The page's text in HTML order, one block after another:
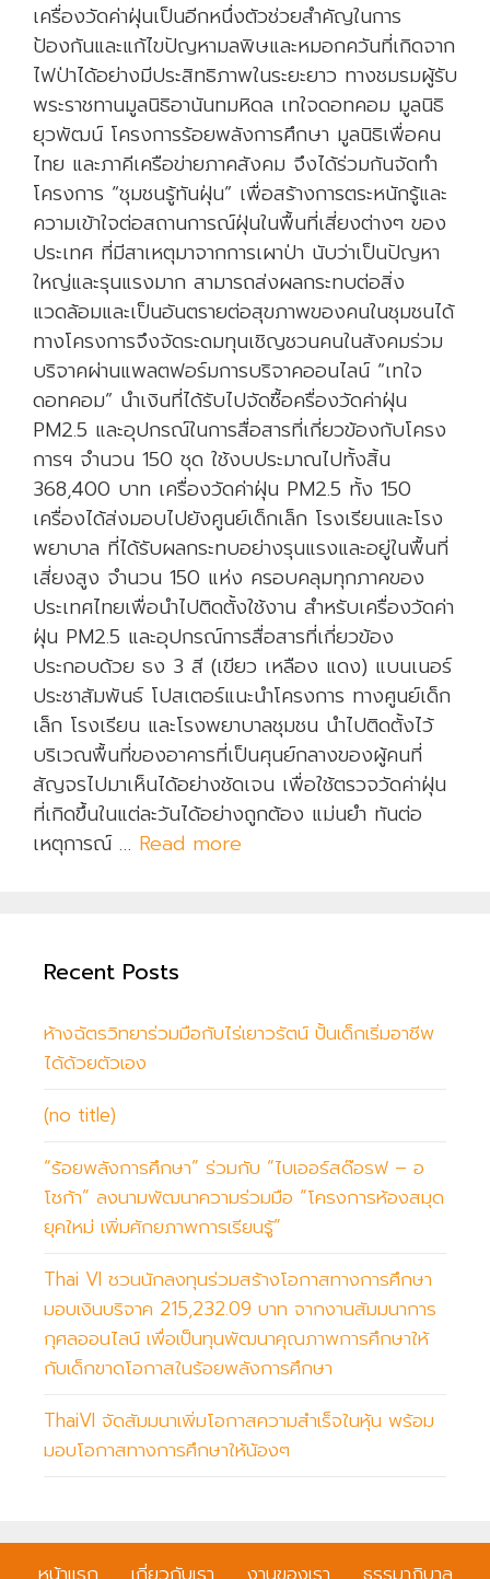
เครื่องวัดค่าฝุ่นเป็นอีกหนึ่งตัวช่วยสำคัญในการ
ป้องกันและแก้ไขปัญหามลพิษและหมอกควันที่เกิดจาก
ไฟป่าได้อย่างมีประสิทธิภาพในระยะยาว ทางชมรมผู้รับ
พระราชทานมูลนิธิอานันทมหิดล เทใจดอทคอม มูลนิธิ
ยุวพัฒน์ โครงการร้อยพลังการศึกษา มูลนิธิเพื่อคน
ไทย และภาคีเครือข่ายภาคสังคม จึงได้ร่วมกันจัดทำ
โครงการ “ชุมชนรู้ทันฝุ่น” เพื่อสร้างการตระหนักรู้และ
ความเข้าใจต่อสถานการณ์ฝุ่นในพื้นที่เสี่ยงต่างๆ ของ
ประเทศ ที่มีสาเหตุมาจากการเผาป่า นับว่าเป็นปัญหา
ใหญ่และรุนแรงมาก สามารถส่งผลกระทบต่อสิ่ง
แวดล้อมและเป็นอันตรายต่อสุขภาพของคนในชุมชนได้
ทางโครงการจึงจัดระดมทุนเชิญชวนคนในสังคมร่วม
บริจาคผ่านแพลตฟอร์มการบริจาคออนไลน์ “เทใจ
ดอทคอม” นำเงินที่ได้รับไปจัดซื้อครื่องวัดค่าฝุ่น
PM2.5 และอุปกรณ์ในการสื่อสารที่เกี่ยวข้องกับโครง
การฯ จำนวน 150 ชุด ใช้งบประมาณไปทั้งสิ้น
368,400 บาท เครื่องวัดค่าฝุ่น PM2.5 ทั้ง 150
เครื่องได้ส่งมอบไปยังศูนย์เด็กเล็ก โรงเรียนและโรง
พยาบาล ที่ได้รับผลกระทบอย่างรุนแรงและอยู่ในพื้นที่
เสี่ยงสูง จำนวน 150 แห่ง ครอบคลุมทุกภาคของ
ประเทศไทยเพื่อนำไปติดตั้งใช้งาน สำหรับเครื่องวัดค่า
ฝุ่น PM2.5 และอุปกรณ์การสื่อสารที่เกี่ยวข้อง
ประกอบด้วย ธง 3 สี (เขียว เหลือง แดง) แบนเนอร์
ประชาสัมพันธ์ โปสเตอร์แนะนำโครงการ ทางศูนย์เด็ก
เล็ก โรงเรียน และโรงพยาบาลชุมชน นำไปติดตั้งไว้
บริเวณพื้นที่ของอาคารที่เป็นศุนย์กลางของผู้คนที่
สัญจรไปมาเห็นได้อย่างชัดเจน เพื่อใช้ตรวจวัดค่าฝุ่น
ที่เกิดขึ้นในแต่ละวันได้อย่างถูกต้อง แม่นยำ ทันต่อ
เหตุการณ์ … Read more
P
M
2
5
ส่
ง
ม
บ
แ
1
Recent Posts
ห้างฉัตรวิทยาร่วมมือกับไร่เยาวรัตน์ ปั้นเด็กเริ่มอาชีพ
ได้ด้วยตัวเอง
(no title)
“ร้อยพลังการศึกษา” ร่วมกับ “ไบเออร์สด๊อรฟ – อ
โชก้า” ลงนามพัฒนาความร่วมมือ “โครงการห้องสมุด
ยุคใหม่ เพิ่มศักยภาพการเรียนรู้”
Thai VI ชวนนักลงทุนร่วมสร้างโอกาสทางการศึกษา
มอบเงินบริจาค 215,232.09 บาท จากงานสัมมนาการ
กุศลออนไลน์ เพื่อเป็นทุนพัฒนาคุณภาพการศึกษาให้
กับเด็กขาดโอกาสในร้อยพลังการศึกษา
ThaiVI จัดสัมมนาเพิ่มโอกาสความสำเร็จในหุ้น พร้อม
มอบโอกาสทางการศึกษาให้น้องๆ